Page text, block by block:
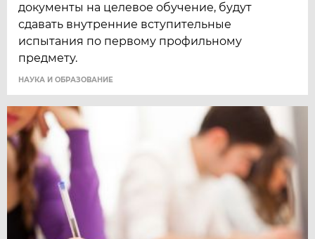
документы на целевое обучение, будут
сдавать внутренние вступительные
испытания по первому профильному
предмету.
НАУКА И ОБРАЗОВАНИЕ